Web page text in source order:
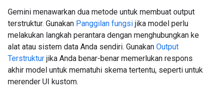
Gemini menawarkan dua metode untuk membuat output
terstruktur. Gunakan Panggilan fungsi jika model perlu
melakukan langkah perantara dengan menghubungkan ke
alat atau sistem data Anda sendiri. Gunakan Output
Terstruktur jika Anda benar-benar memerlukan respons
akhir model untuk mematuhi skema tertentu, seperti untuk
merender UI kustom.